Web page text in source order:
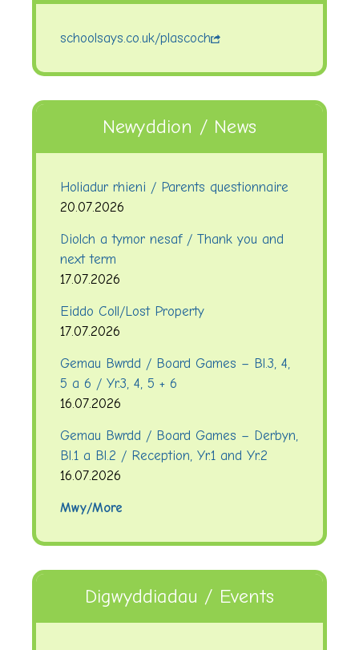
schoolsays.co.uk/plascoch
Newyddion / News
Holiadur rhieni / Parents questionnaire
20.07.2026
Diolch a tymor nesaf / Thank you and
next term
17.07.2026
Eiddo Coll/Lost Property
17.07.2026
Gemau Bwrdd / Board Games – Bl.3, 4,
5 a 6 / Yr.3, 4, 5 + 6
16.07.2026
Gemau Bwrdd / Board Games – Derbyn,
Bl.1 a Bl.2 / Reception, Yr.1 and Yr.2
16.07.2026
Mwy/More
Digwyddiadau / Events